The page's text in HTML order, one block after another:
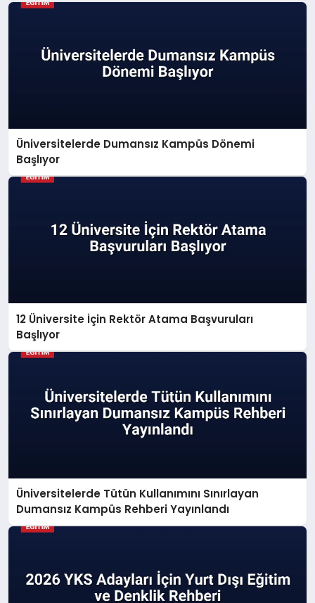
Üniversitelerde Dumansız Kampüs Dönemi
Başlıyor
12 Üniversite İçin Rektör Atama Başvuruları
Başlıyor
Üniversitelerde Tütün Kullanımını Sınırlayan
Dumansız Kampüs Rehberi Yayınlandı